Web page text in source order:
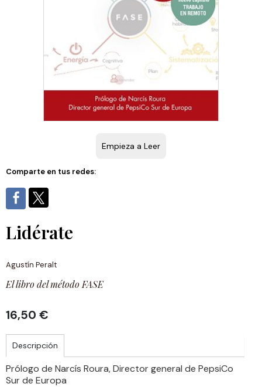
Empieza a Leer
Comparte en tus redes:
Lidérate
Agustín Peralt
El libro del método FASE
16,50 €
Descripción
Prólogo de Narcís Roura, Director general de PepsiCo
Sur de Europa